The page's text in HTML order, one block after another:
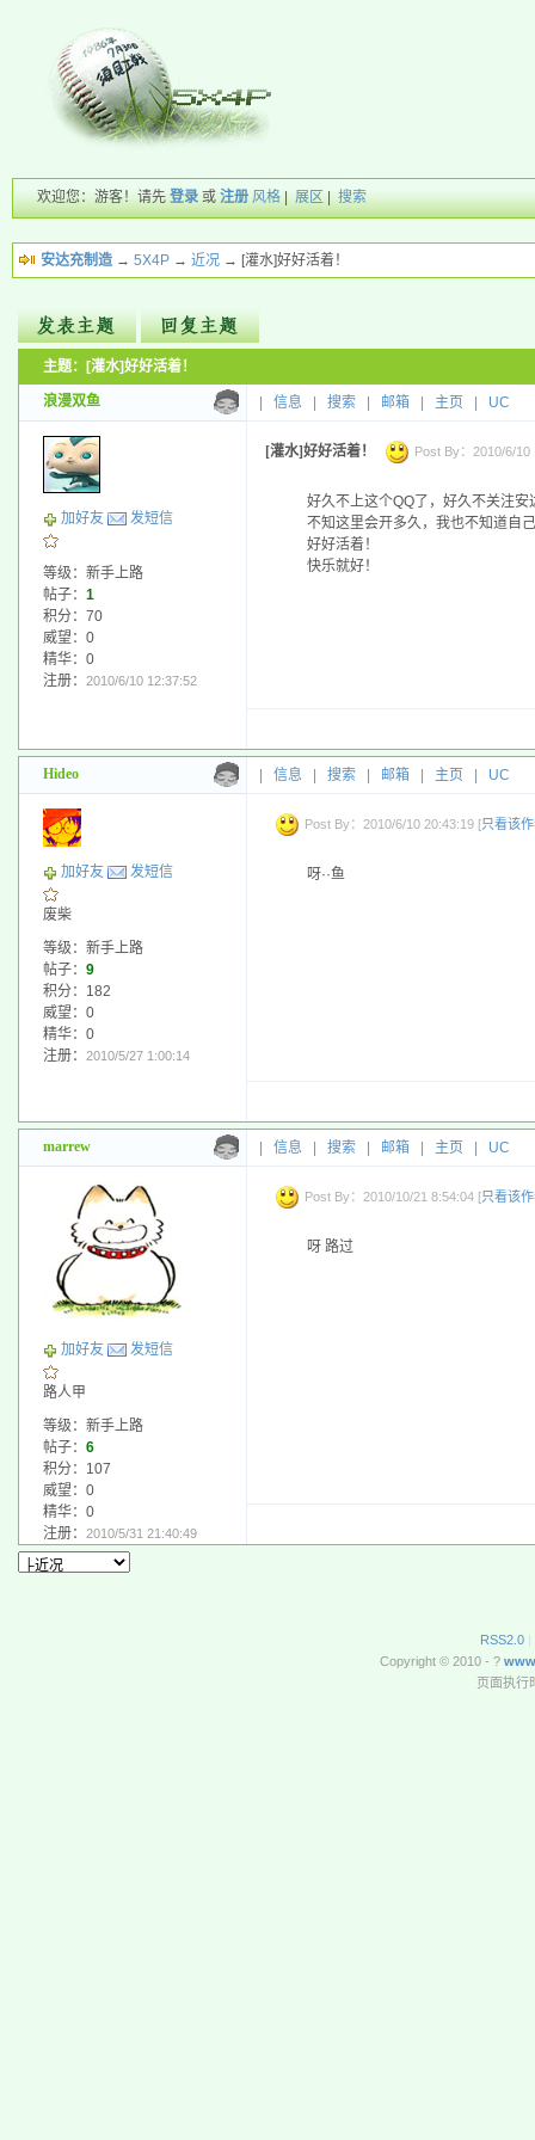
欢迎您：游客！请先登录 或注册 风格 |展区 |搜索
安达充制造 → 5X4P → 近况 → [灌水]好好活着！
新的主题
投票帖
交易帖
小字报
主题：[灌水]好好活着！
浪漫双鱼 信息 搜索 邮箱 主页 UC
加好友 发短信
等级：新手上路
帖子： 1
积分：70
威望：0
精华：0
注册： 2010/6/10 12:37:52
[灌水]好好活着！ Post By：2010/6/10
好久不上这个QQ了，好久不关注
不知这里会开多久，我也不知道自
好好活着！
快乐就好！
Hideo 信息 搜索 邮箱 主页 UC
加好友 发短信
废柴
等级：新手上路
帖子： 9
积分：182
威望：0
精华：0
注册： 2010/5/27 1:00:14
Post By：2010/6/10 20:43:19 [只看该
呀··鱼
marrew 信息 搜索 邮箱 主页 UC
加好友 发短信
路人甲
等级：新手上路
帖子： 6
积分：107
威望：0
精华：0
注册： 2010/5/31 21:40:49
Post By：2010/10/21 8:54:04 [只看该
呀 路过
RSS2.0 |
Copyright © 2010 - ?
页面执行